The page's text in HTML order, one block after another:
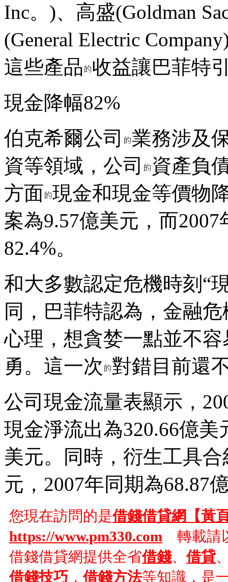
Inc。)、高盛(Goldman
(General Electric
這些產品 收益讓巴菲特
現金降幅82%
伯克希爾公司
業務涉及
資等領域，公司
資產負
方面 現金和現金等價物
案為9.57億美元，而
82.4%。
和大多數認定危機時刻“
同，巴菲特認為，金融危
心理，想貪婪一點並不
勇。這一次 對錯目前還
公司現金流量表顯示，
現金淨流出為320.66億美
美元。同時，衍生工具
元，2007年同期為68.87
您現在訪問的是借錢借貸網【黃
https://www.pm330.com 轉載請
借錢借貸網提供全省借錢、借貸
借錢技巧 ，借錢方法等知識，是